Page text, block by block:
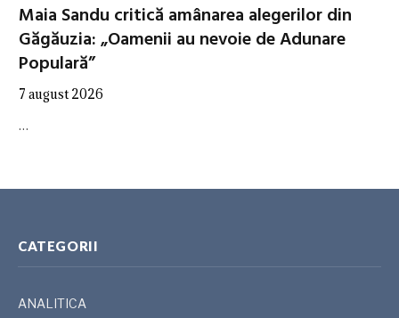
Maia Sandu critică amânarea alegerilor din
Găgăuzia: „Oamenii au nevoie de Adunare
Populară”
7 august 2026
…
CATEGORII
ANALITICA